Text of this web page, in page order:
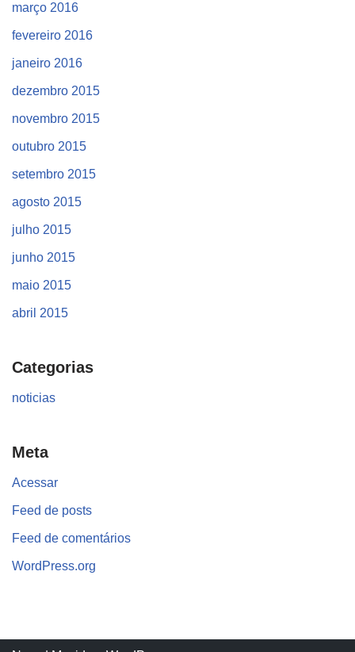
março 2016
fevereiro 2016
janeiro 2016
dezembro 2015
novembro 2015
outubro 2015
setembro 2015
agosto 2015
julho 2015
junho 2015
maio 2015
abril 2015
Categorias
noticias
Meta
Acessar
Feed de posts
Feed de comentários
WordPress.org